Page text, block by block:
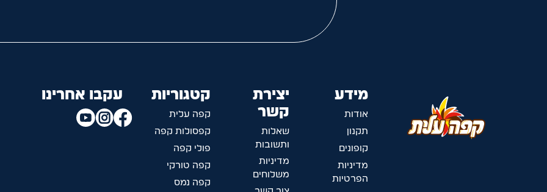
מידע
אודות
תקנון
קופונים
מדיניות
הפרטיות
יצירת
קשר
שאלות
ותשובות
מדיניות
משלוחים
קטגוריות
קפה עלית
קפסולות קפה
פולי קפה
קפה טורקי
קפה נמס
עקבו אחרינו